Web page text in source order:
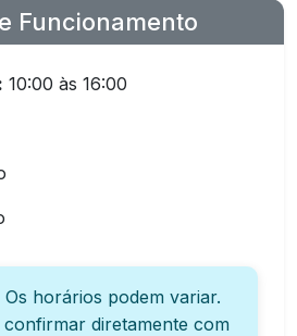
Funcionamento
10:00 às 16:00
Os horários podem variar.
confirmar diretamente com